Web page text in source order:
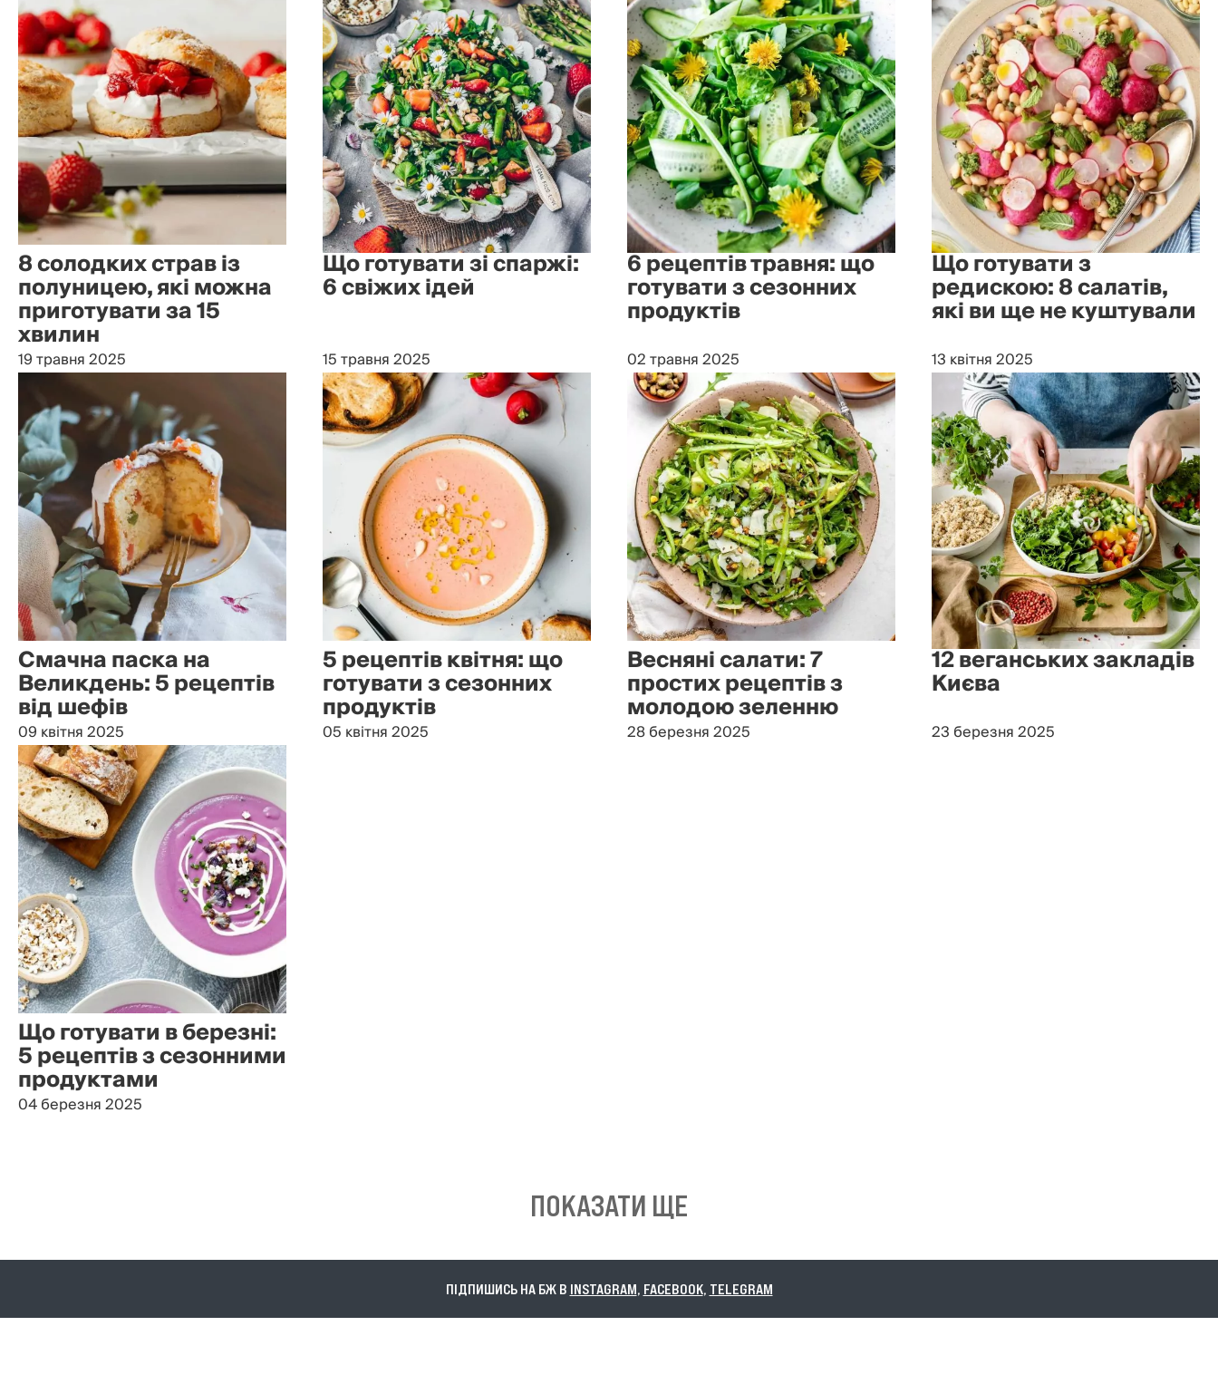
8 солодких страв із
полуницею, які можна
приготувати за 15
хвилин
19 травня 2025
Що готувати зі спаржі:
6 свіжих ідей
15 травня 2025
6 рецептів травня: що
готувати з сезонних
продуктів
02 травня 2025
Що готувати з
редискою: 8 салатів,
які ви ще не куштували
13 квітня 2025
Смачна паска на
Великдень: 5 рецептів
від шефів
09 квітня 2025
5 рецептів квітня: що
готувати з сезонних
продуктів
05 квітня 2025
Весняні салати: 7
простих рецептів з
молодою зеленню
28 березня 2025
12 веганських закладів
Києва
23 березня 2025
Що готувати в березні:
5 рецептів з сезонними
продуктами
04 березня 2025
ПОКАЗАТИ ЩЕ
ПІДПИШИСЬ НА БЖ В INSTAGRAM, FACEBOOK, TELEGRAM